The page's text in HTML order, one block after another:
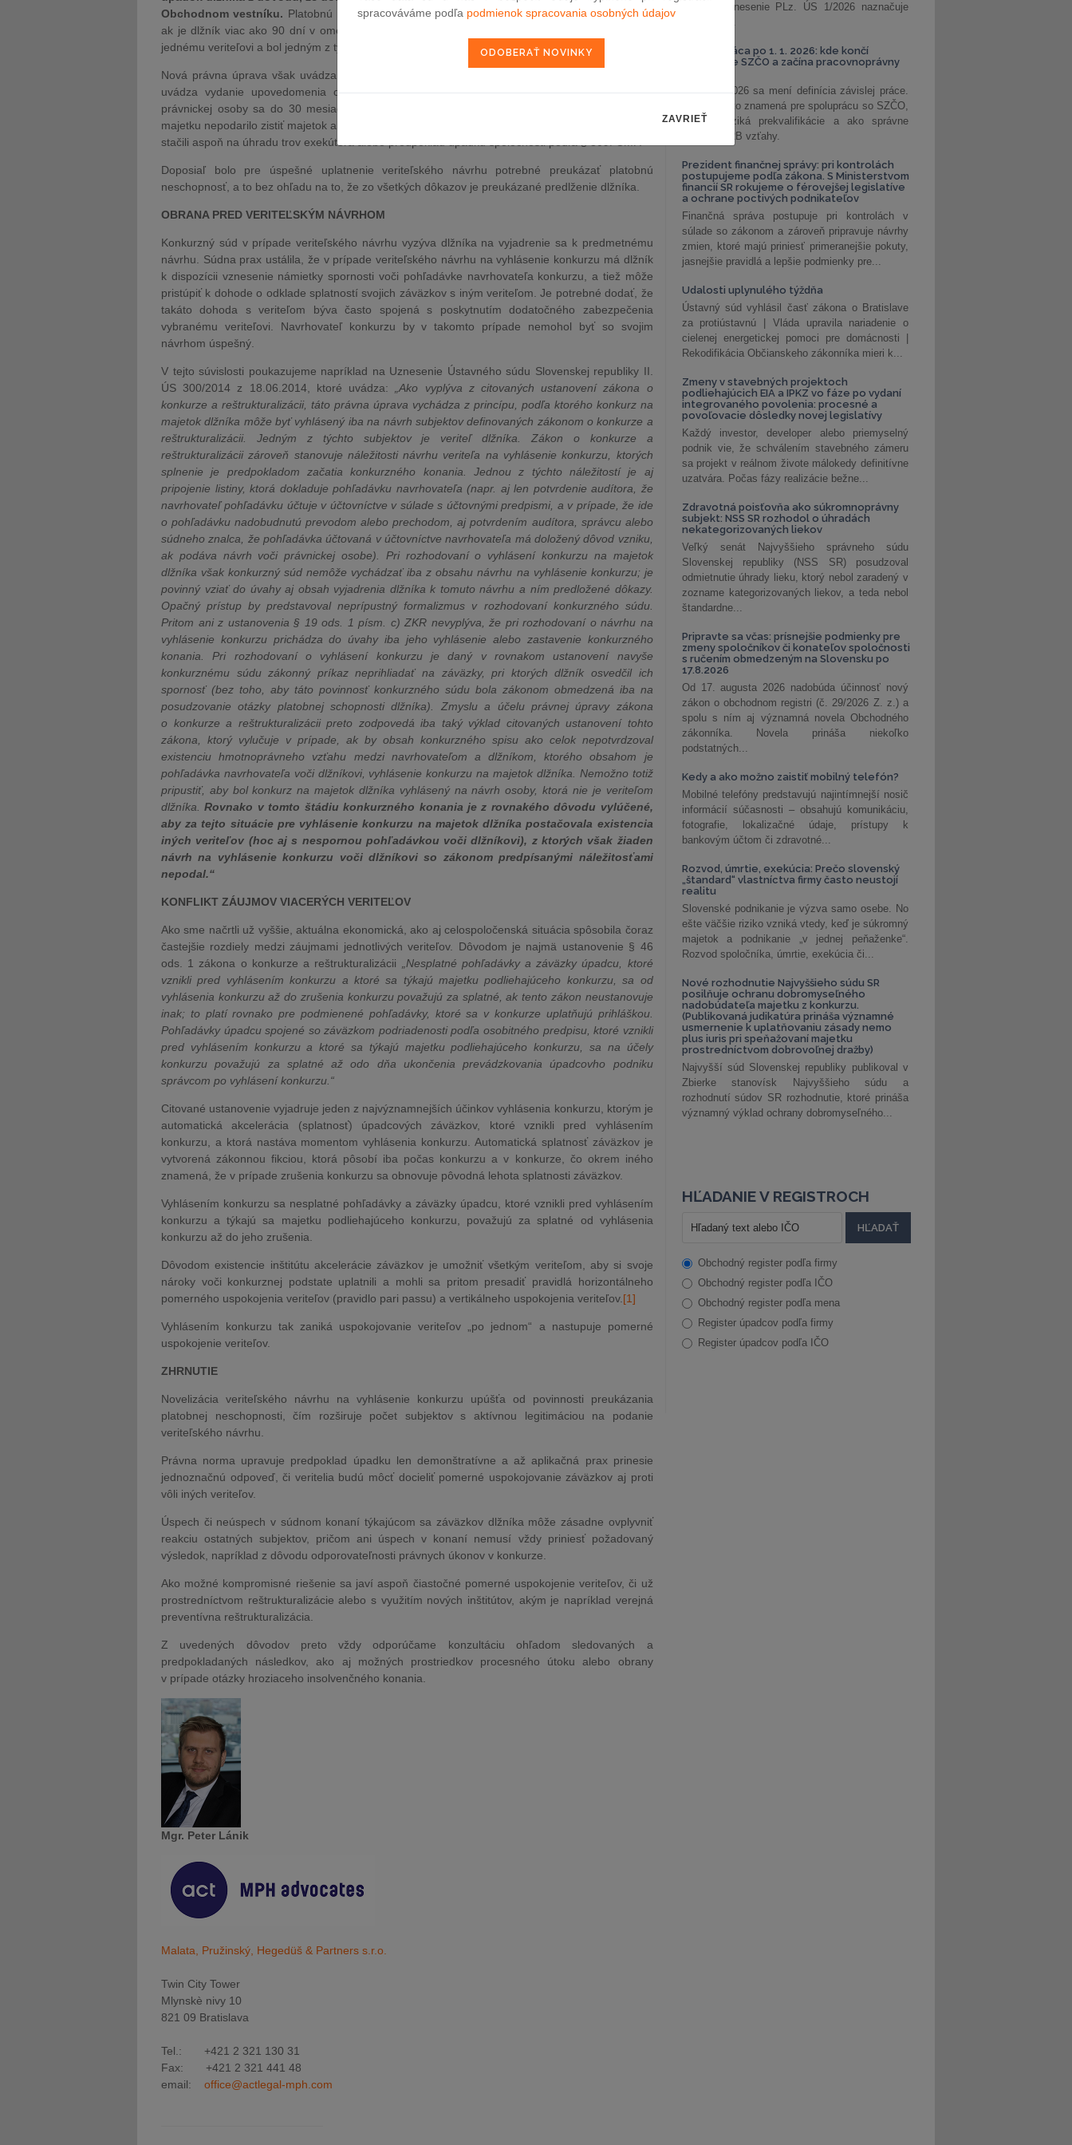
Obchodnom vestníku. Platobnú neschopnosť dlžníka možno odôvodnene predpokladať vtedy,
ak je dlžník viac ako 90 dní v omeškaní s plnením aspoň dvoch peňažných záväzkov viac ako
jednému veriteľovi a bol jedným z týchto veriteľov písomne vyzvaný na zaplatenie.
Nová právna úprava však uvádza len demonštratívny výpočet takýchto prípadov a ako príklad
uvádza vydanie upovedomenia o zastavení exekúcie, ak pri exekúcii vedenej na majetok
právnickej osoby sa do 30 mesiacov od začatia exekúcie alebo od posledného zexekvovania
majetku nepodarilo zistiť majetok alebo príjmy, ktoré by mohli byť postihnuté exekúciou a ktoré by
stačili aspoň na úhradu trov exekútora alebo predpoklad úpadku spoločnosti podľa § 309f CMP.
Doposiaľ bolo pre úspešné uplatnenie veriteľského návrhu potrebné preukázať platobnú
neschopnosť, a to bez ohľadu na to, že zo všetkých dôkazov je preukázané predlženie dlžníka.
OBRANA PRED VERITEĽSKÝM NÁVRHOM
Konkurzný súd v prípade veriteľského návrhu vyzýva dlžníka na vyjadrenie sa k predmetnému
návrhu. Súdna prax ustálila, že v prípade veriteľského návrhu na vyhlásenie konkurzu má dlžník
k dispozícii vznesenie námietky spornosti voči pohľadávke navrhovateľa konkurzu, a tiež môže
pristúpiť k dohode o odklade splatností svojich záväzkov s iným veriteľom. Je potrebné dodať, že
takáto dohoda s veriteľom býva často spojená s poskytnutím dodatočného zabezpečenia
vybranému veriteľovi. Navrhovateľ konkurzu by v takomto prípade nemohol byť so svojim
návrhom úspešný.
V tejto súvislosti poukazujeme napríklad na Uznesenie Ústavného súdu Slovenskej republiky II.
ÚS 300/2014 z 18.06.2014, ktoré uvádza: „Ako vyplýva z citovaných ustanovení zákona o
konkurze a reštrukturalizácii, táto právna úprava vychádza z princípu, podľa ktorého konkurz na
majetok dlžníka môže byť vyhlásený iba na návrh subjektov definovaných zákonom o konkurze a
reštrukturalizácii. Jedným z týchto subjektov je veriteľ dlžníka. Zákon o konkurze a
reštrukturalizácii zároveň stanovuje náležitosti návrhu veriteľa na vyhlásenie konkurzu, ktorých
splnenie je predpokladom začatia konkurzného konania. Jednou z týchto náležitostí je aj
pripojenie listiny, ktorá dokladuje pohľadávku navrhovateľa (napr. aj len potvrdenie audítora, že
navrhovateľ pohľadávku účtuje v účtovníctve v súlade s účtovnými predpismi, a v prípade, že ide
o pohľadávku nadobudnutú prevodom alebo prechodom, aj potvrdením audítora, správcu alebo
súdneho znalca, že pohľadávka účtovaná v účtovníctve navrhovateľa má doložený dôvod vzniku,
ak podáva návrh voči právnickej osobe). Pri rozhodovaní o vyhlásení konkurzu na majetok
dlžníka však konkurzný súd nemôže vychádzať iba z obsahu návrhu na vyhlásenie konkurzu; je
povinný vziať do úvahy aj obsah vyjadrenia dlžníka k tomuto návrhu a ním predložené dôkazy.
Opačný prístup by predstavoval neprípustný formalizmus v rozhodovaní konkurzného súdu.
Pritom ani z ustanovenia § 19 ods. 1 písm. c) ZKR nevyplýva, že pri rozhodovaní o návrhu na
vyhlásenie konkurzu prichádza do úvahy iba jeho vyhlásenie alebo zastavenie konkurzného
konania. Pri rozhodovaní o vyhlásení konkurzu je daný v rovnakom ustanovení navyše
konkurznému súdu zákonný príkaz neprihliadať na záväzky, pri ktorých dlžník osvedčil ich
spornosť (bez toho, aby táto povinnosť konkurzného súdu bola zákonom obmedzená iba na
posudzovanie otázky platobnej schopnosti dlžníka). Zmyslu a účelu právnej úpravy zákona
o konkurze a reštrukturalizácii preto zodpovedá iba taký výklad citovaných ustanovení tohto
zákona, ktorý vylučuje v prípade, ak by obsah konkurzného spisu ako celok nepotvrdzoval
existenciu hmotnoprávneho vzťahu medzi navrhovateľom a dlžníkom, ktorého obsahom je
pohľadávka navrhovateľa voči dlžníkovi, vyhlásenie konkurzu na majetok dlžníka. Nemožno totiž
pripustiť, aby bol konkurz na majetok dlžníka vyhlásený na návrh osoby, ktorá nie je veriteľom
dlžníka.Rovnako v tomto štádiu konkurzného konania je z rovnakého dôvodu vylúčené,
aby za tejto situácie pre vyhlásenie konkurzu na majetok dlžníka postačovala existencia
iných veriteľov (hoc aj s nespornou pohľadávkou voči dlžníkovi), z ktorých však žiaden
návrh na vyhlásenie konkurzu voči dlžníkovi so zákonom predpísanými náležitosťami
nepodal.“
KONFLIKT ZÁUJMOV VIACERÝCH VERITEĽOV
Ako sme načrtli už vyššie, aktuálna ekonomická, ako aj celospoločenská situácia spôsobila čoraz
častejšie rozdiely medzi záujmami jednotlivých veriteľov. Dôvodom je najmä ustanovenie § 46
ods. 1 zákona o konkurze a reštrukturalizácii
„Nesplatné pohľadávky a záväzky úpadcu, ktoré
vznikli pred vyhlásením konkurzu a ktoré sa týkajú majetku podliehajúceho konkurzu, sa od
vyhlásenia konkurzu až do zrušenia konkurzu považujú za splatné, ak tento zákon neustanovuje
inak; to platí rovnako pre podmienené pohľadávky, ktoré sa v konkurze uplatňujú prihláškou.
Pohľadávky úpadcu spojené so záväzkom podriadenosti podľa osobitného predpisu, ktoré vznikli
pred vyhlásením konkurzu a ktoré sa týkajú majetku podliehajúceho konkurzu, sa na účely
konkurzu považujú za splatné až odo dňa ukončenia prevádzkovania úpadcovho podniku
správcom po vyhlásení konkurzu.“
Citované ustanovenie vyjadruje jeden z najvýznamnejších účinkov vyhlásenia konkurzu, ktorým je
automatická akcelerácia (splatnosť) úpadcových záväzkov, ktoré vznikli pred vyhlásením
konkurzu, a ktorá nastáva momentom vyhlásenia konkurzu. Automatická splatnosť záväzkov je
vytvorená zákonnou fikciou, ktorá pôsobí iba počas konkurzu a v konkurze, čo okrem iného
znamená, že v prípade zrušenia konkurzu sa obnovuje pôvodná lehota splatnosti záväzkov.
Vyhlásením konkurzu sa nesplatné pohľadávky a záväzky úpadcu, ktoré vznikli pred vyhlásením
konkurzu a týkajú sa majetku podliehajúceho konkurzu, považujú za splatné od vyhlásenia
konkurzu až do jeho zrušenia.
Dôvodom existencie inštitútu akcelerácie záväzkov je umožniť všetkým veriteľom, aby si svoje
nároky voči konkurznej podstate uplatnili a mohli sa pritom presadiť pravidlá horizontálneho
pomerného uspokojenia veriteľov (pravidlo pari passu) a vertikálneho uspokojenia veriteľov. [1]
Vyhlásením konkurzu tak zaniká uspokojovanie veriteľov „po jednom“ a nastupuje pomerné
uspokojenie veriteľov.
ZHRNUTIE
Novelizácia veriteľského návrhu na vyhlásenie konkurzu upúšťa od povinnosti preukázania
platobnej neschopnosti, čím rozširuje počet subjektov s aktívnou legitimáciou na podanie
veriteľského návrhu.
Právna norma upravuje predpoklad úpadku len demonštratívne a až aplikačná prax prinesie
jednoznačnú odpoveď, či veritelia budú môcť docieliť pomerné uspokojovanie záväzkov aj proti
vôli iných veriteľov.
Úspech či neúspech v súdnom konaní týkajúcom sa záväzkov dlžníka môže zásadne ovplyvniť
reakciu ostatných subjektov, pričom ani úspech v konaní nemusí vždy priniesť požadovaný
výsledok, napríklad z dôvodu odporovateľnosti právnych úkonov v konkurze.
Ako možné kompromisné riešenie sa javí aspoň čiastočné pomerné uspokojenie veriteľov, či už
prostredníctvom reštrukturalizácie alebo s využitím nových inštitútov, akým je napríklad verejná
preventívna reštrukturalizácia.
Z uvedených dôvodov preto vždy odporúčame konzultáciu ohľadom sledovaných a
predpokladaných následkov, ako aj možných prostriedkov procesného útoku alebo obrany
v prípade otázky hroziaceho insolvenčného konania.
Mgr. Peter Lánik
Malata, Pružinský, Hegedüš & Partners s.r.o.
Twin City Tower
Mlynskè nivy 10
821 09 Bratislava
Tel.: +421 2 321 130 31
Fax: +421 2 321 441 48
email: office@actlegal-mph.com
celkov. Uznesenie PLz. ÚS 1/2026 naznačuje
odklon od...
Závislá práca po 1. 1. 2026: kde končí
podnikanie SZČO a začína pracovnoprávny
Od 1. 1. 2026 sa mení definícia závislej práce.
Zistite, čo to znamená pre spoluprácu so SZČO,
aké sú riziká prekvalifikácie a ako správne
nastaviť B2B vzťahy.
Prezident finančnej správy: pri kontrolách
postupujeme podľa zákona. S Ministerstvom
financií SR rokujeme o férovejšej legislatíve
a ochrane poctivých podnikateľov
Finančná správa postupuje pri kontrolách v
súlade so zákonom a zároveň pripravuje návrhy
zmien, ktoré majú priniesť primeranejšie pokuty,
jasnejšie pravidlá a lepšie podmienky pre...
Udalosti uplynulého týždňa
Ústavný súd vyhlásil časť zákona o Bratislave
za protiústavnú | Vláda upravila nariadenie o
cielenej energetickej pomoci pre domácnosti |
Rekodifikácia Občianskeho zákonníka mieri k...
Zmeny v stavebných projektoch
podliehajúcich EIA a IPKZ vo fáze po vydaní
integrovaného povolenia: procesné a
povoľovacie dôsledky novej legislatívy
Každý investor, developer alebo priemyselný
podnik vie, že schválením stavebného zámeru
sa projekt v reálnom živote málokedy definitívne
uzatvára. Počas fázy realizácie bežne...
Zdravotná poisťovňa ako súkromnoprávny
subjekt: NSS SR rozhodol o úhradách
nekategorizovaných liekov
Veľký senát Najvyššieho správneho súdu
Slovenskej republiky (NSS SR) posudzoval
odmietnutie úhrady lieku, ktorý nebol zaradený v
zozname kategorizovaných liekov, a teda nebol
štandardne...
Pripravte sa včas: prísnejšie podmienky pre
zmeny spoločníkov či konateľov spoločnosti
s ručením obmedzeným na Slovensku po
17.8.2026
Od 17. augusta 2026 nadobúda účinnosť nový
zákon o obchodnom registri (č. 29/2026 Z. z.) a
spolu s ním aj významná novela Obchodného
zákonníka. Novela prináša niekoľko
podstatných...
Kedy a ako možno zaistiť mobilný telefón?
Mobilné telefóny predstavujú najintímnejší nosič
informácií súčasnosti – obsahujú komunikáciu,
fotografie, lokalizačné údaje, prístupy k
bankovým účtom či zdravotné...
Rozvod, úmrtie, exekúcia: Prečo slovenský
„štandard“ vlastníctva firmy často neustojí
realitu
Slovenské podnikanie je výzva samo osebe. No
ešte väčšie riziko vzniká vtedy, keď je súkromný
majetok a podnikanie „v jednej peňaženke“.
Rozvod spoločníka, úmrtie, exekúcia či...
Nové rozhodnutie Najvyššieho súdu SR
posilňuje ochranu dobromyseľného
nadobúdateľa majetku z konkurzu.
(Publikovaná judikatúra prináša významné
usmernenie k uplatňovaniu zásady nemo
plus iuris pri speňažovaní majetku
prostredníctvom dobrovoľnej dražby)
Najvyšší súd Slovenskej republiky publikoval v
Zbierke stanovísk Najvyššieho súdu a
rozhodnutí súdov SR rozhodnutie, ktoré prináša
významný výklad ochrany dobromyseľného...
HĽADANIE V REGISTROCH
Obchodný register podľa firmy
Obchodný register podľa IČO
Obchodný register podľa mena
Register úpadcov podľa firmy
Register úpadcov podľa IČO
spracováváme podľa podmienok spracovania osobných údajov
ZAVRIEŤ